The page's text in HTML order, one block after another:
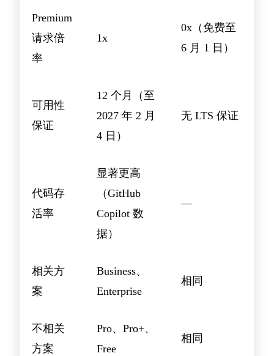
Premium
请求倍
率
1x
0x（免费至
6 月 1 日）
可用性
保证
12 个月（至
2027 年 2 月
4 日）
无 LTS 保证
代码存
活率
显著更高
（GitHub
Copilot 数
据）
—
相关方
案
Business、
Enterprise
相同
不相关
方案
Pro、Pro+、
Free
相同